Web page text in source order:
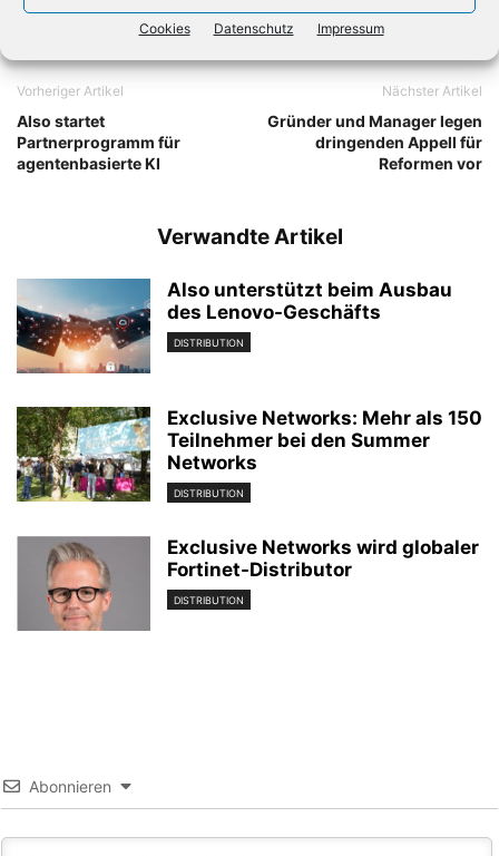
Cookies Datenschutz Impressum
Vorheriger Artikel
Also startet
Partnerprogramm für
agentenbasierte KI
Nächster Artikel
Gründer und Manager legen
dringenden Appell für
Reformen vor
Verwandte Artikel
Also unterstützt beim Ausbau
des Lenovo-Geschäfts
DISTRIBUTION
Exclusive Networks: Mehr als 150
Teilnehmer bei den Summer
Networks
DISTRIBUTION
Exclusive Networks wird globaler
Fortinet-Distributor
DISTRIBUTION
Abonnieren